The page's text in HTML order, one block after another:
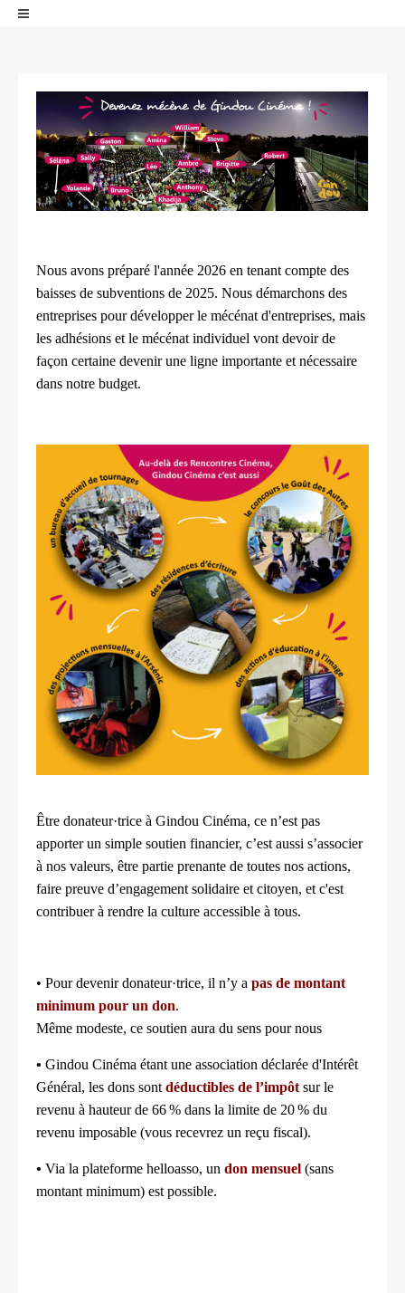
Nous avons préparé l'année 2026 en tenant compte des
baisses de subventions de 2025. Nous démarchons des
entreprises pour développer le mécénat d'entreprises, mais
les adhésions et le mécénat individuel vont devoir de
façon certaine devenir une ligne importante et nécessaire
dans notre budget.
Être donateur·trice à Gindou Cinéma, ce n’est pas
apporter un simple soutien financier, c’est aussi s’associer
à nos valeurs, être partie prenante de toutes nos actions,
faire preuve d’engagement solidaire et citoyen, et c'est
contribuer à rendre la culture accessible à tous.
• Pour devenir donateur·trice, il n’y a pas de montant
minimum pour un don.
Même modeste, ce soutien aura du sens pour nous
• Gindou Cinéma étant une association déclarée d'Intérêt
Général, les dons sont déductibles de l’impôt sur le
revenu à hauteur de 66 % dans la limite de 20 % du
revenu imposable (vous recevrez un reçu fiscal).
• Via la plateforme helloasso, un don mensuel (sans
montant minimum) est possible.